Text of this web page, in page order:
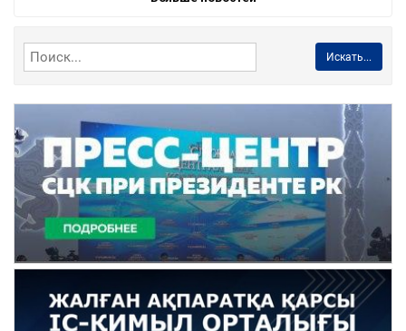
Искать...